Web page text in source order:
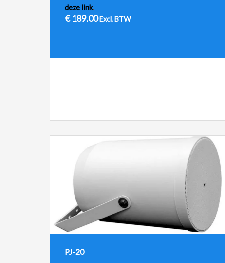
deze link.
€189,00 Excl. BTW
PJ-20